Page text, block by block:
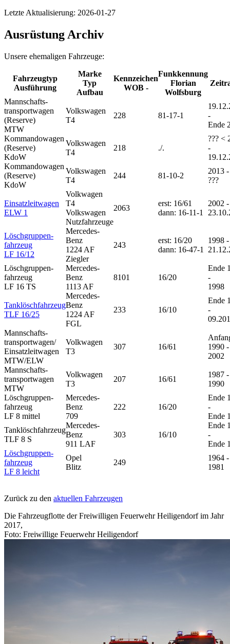
Letzte Aktualisierung: 2026-01-27
Ausrüstung Archiv
Unsere ehemaligen Fahrzeuge:
Fahrzeugtyp
Ausführung
Marke
Typ
Aufbau
Kennzeichen
WOB -
Funkkennung
Florian
Wolfsburg
Mannschafts-
transportwagen
(Reserve)
MTW
Volkswagen
T4
228 81-17-1
-
Ende
Kommandowagen
(Reserve)
KdoW
Volkswagen
T4
218 ./.
??? <
-
Kommandowagen
(Reserve)
KdoW
Volkswagen
T4
244 81-10-2
2013 -
???
Einsatzleitwagen
ELW 1
Volkwagen
T4
Volkswagen
Nutzfahrzeuge
2063
erst: 16/61
dann: 16-11-1
2002 -
Löschgruppen-
fahrzeug
LF 16/12
Mercedes-
Benz
1224 AF
Ziegler
243
erst: 16/20
dann: 16-47-1
1998 -
Löschgruppen-
fahrzeug
LF 16 TS
Mercedes-
Benz
1113 AF
8101 16/20
Ende
-
1998
Tanklöschfahrzeug
TLF 16/25
Mercedes-
Benz
1224 AF
FGL
233 16/10
Ende
-
Mannschafts-
transportwagen/
Einsatzleitwagen
MTW/ELW
Volkwagen
T3
307 16/61
1990 -
2002
Mannschafts-
transportwagen
MTW
Volkwagen
T3
207 16/61
1987 -
1990
Löschgruppen-
fahrzeug
LF 8 mittel
Mercedes-
Benz
709
222 16/20
Ende
-
Ende
Tanklöschfahrzeug
TLF 8 S
Mercedes-
Benz
911 LAF
303 16/10
Ende
-
Ende
Löschgruppen-
fahrzeug
LF 8 leicht
Opel
Blitz
249
1964 -
1981
Zurück zu den aktuellen Fahrzeugen
Die Fahrzeugflotte der Freiwilligen Feuerwehr Heiligendorf im Jahr
2017,
Foto: Freiwillige Feuerwehr Heiligendorf